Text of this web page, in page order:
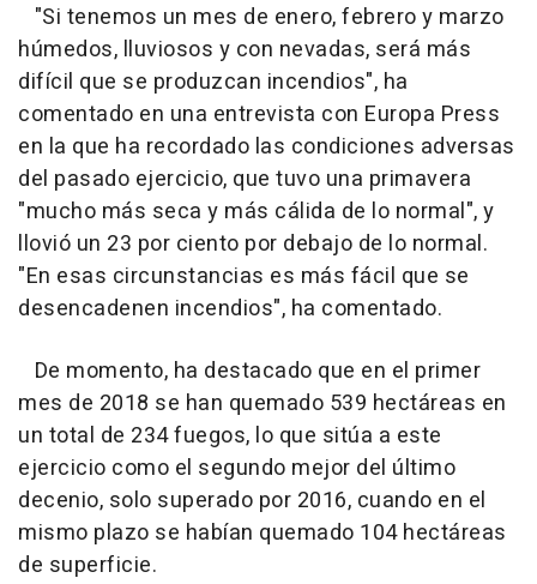
"Si tenemos un mes de enero, febrero y marzo
húmedos, lluviosos y con nevadas, será más
difícil que se produzcan incendios", ha
comentado en una entrevista con Europa Press
en la que ha recordado las condiciones adversas
del pasado ejercicio, que tuvo una primavera
"mucho más seca y más cálida de lo normal", y
llovió un 23 por ciento por debajo de lo normal.
"En esas circunstancias es más fácil que se
desencadenen incendios", ha comentado.
De momento, ha destacado que en el primer
mes de 2018 se han quemado 539 hectáreas en
un total de 234 fuegos, lo que sitúa a este
ejercicio como el segundo mejor del último
decenio, solo superado por 2016, cuando en el
mismo plazo se habían quemado 104 hectáreas
de superficie.